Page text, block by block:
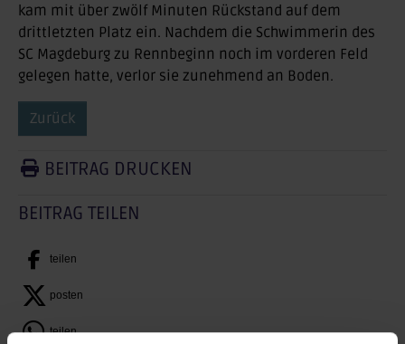
kam mit über zwölf Minuten Rückstand auf dem
drittletzten Platz ein. Nachdem die Schwimmerin des
SC Magdeburg zu Rennbeginn noch im vorderen Feld
gelegen hatte, verlor sie zunehmend an Boden.
Zurück
BEITRAG DRUCKEN
BEITRAG TEILEN
teilen
posten
teilen